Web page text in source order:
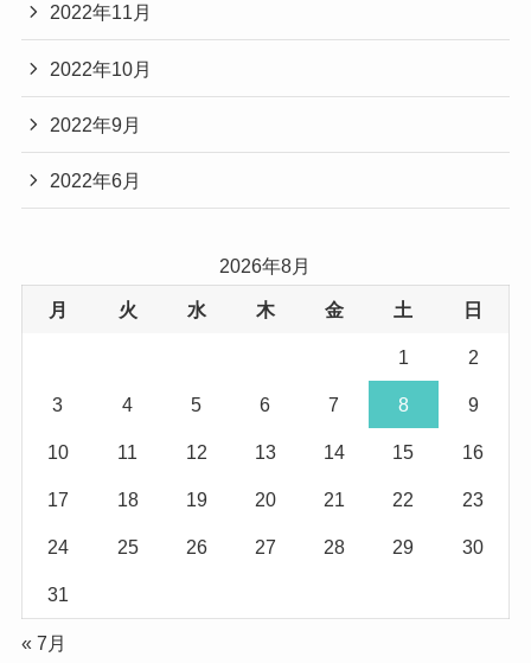
2022年11月
2022年10月
2022年9月
2022年6月
2026年8月
月 火 水 木 金 土 日
1 2
3 4 5 6 7 8 9
10 11 12 13 14 15 16
17 18 19 20 21 22 23
24 25 26 27 28 29 30
31
« 7月